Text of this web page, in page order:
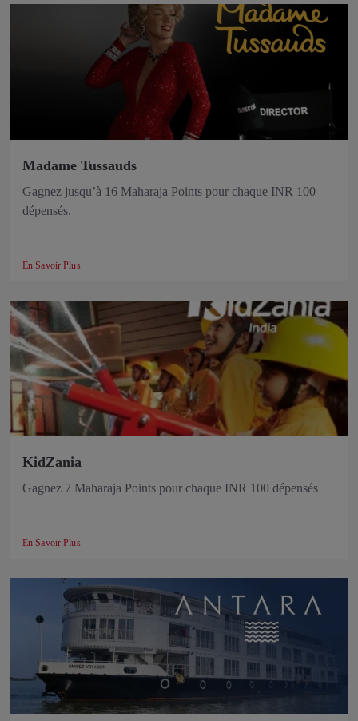
Madame Tussauds
Gagnez jusqu’à 16 Maharaja Points pour chaque INR 100
dépensés.
En Savoir Plus
KidZania
Gagnez 7 Maharaja Points pour chaque INR 100 dépensés
En Savoir Plus